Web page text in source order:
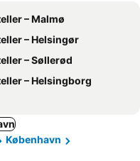
– Malmø
– Helsingør
– Søllerød
– Helsingborg
København